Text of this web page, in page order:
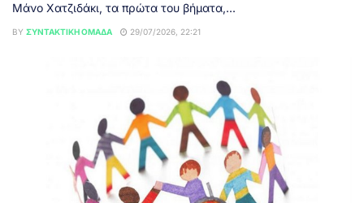
Μάνο Χατζιδάκι, τα πρώτα του βήματα,...
BY ΣΥΝΤΑΚΤΙΚΉ ΟΜΆΔΑ 29/07/2026, 22:21